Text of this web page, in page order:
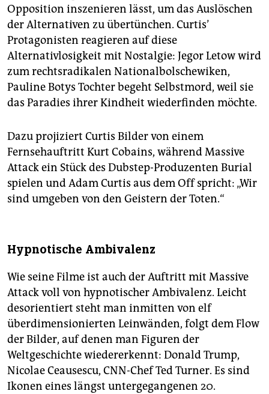
Opposition inszenieren lässt, um das Auslöschen
der Alternativen zu übertünchen. Curtis’
Protagonisten reagieren auf diese
Alternativlosigkeit mit Nostalgie: Jegor Letow wird
zum rechtsradikalen Nationalbolschewiken,
Pauline Botys Tochter begeht Selbstmord, weil sie
das Paradies ihrer Kindheit wiederfinden möchte.
Dazu projiziert Curtis Bilder von einem
Fernsehauftritt Kurt Cobains, während Massive
Attack ein Stück des Dubstep-Produzenten Burial
spielen und Adam Curtis aus dem Off spricht: „Wir
sind umgeben von den Geistern der Toten.“
Hypnotische Ambivalenz
Wie seine Filme ist auch der Auftritt mit Massive
Attack voll von hypnotischer Ambivalenz. Leicht
desorientiert steht man inmitten von elf
überdimensionierten Leinwänden, folgt dem Flow
der Bilder, auf denen man Figuren der
Weltgeschichte wiedererkennt: Donald Trump,
Nicolae Ceausescu, CNN-Chef Ted Turner. Es sind
Ikonen eines längst untergegangenen 20.